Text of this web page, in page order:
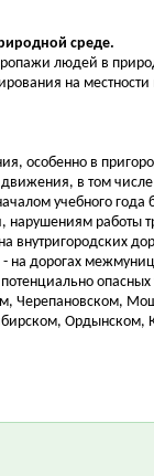
среде.
людей в
на местности
особенно в
в том
учебного года
нарушениям работы
внутригородских
на дорогах
опасных
Черепановском,
Ордынском,